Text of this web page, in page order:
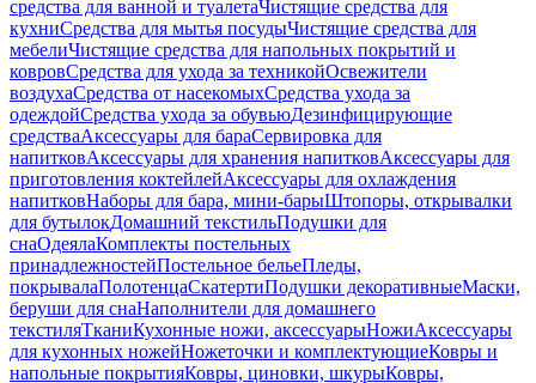
средства для ванной и туалетаЧистящие средства для
кухниСредства для мытья посудыЧистящие средства для
мебелиЧистящие средства для напольных покрытий и
ковровСредства для ухода за техникойОсвежители
воздухаСредства от насекомыхСредства ухода за
одеждойСредства ухода за обувьюДезинфицирующие
средстваАксессуары для бараСервировка для
напитковАксессуары для хранения напитковАксессуары для
приготовления коктейлейАксессуары для охлаждения
напитковНаборы для бара, мини-барыШтопоры, открывалки
для бутылокДомашний текстильПодушки для
снаОдеялаКомплекты постельных
принадлежностейПостельное бельеПледы,
покрывалаПолотенцаСкатертиПодушки декоративныеМаски,
беруши для снаНаполнители для домашнего
текстиляТканиКухонные ножи, аксессуарыНожиАксессуары
для кухонных ножейНожеточки и комплектующиеКовры и
напольные покрытияКовры, циновки, шкурыКовры,